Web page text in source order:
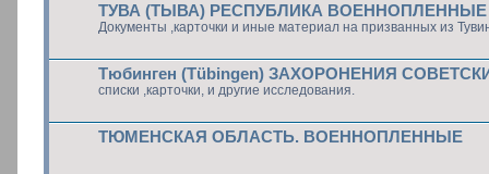
ТУВА (ТЫВА) РЕСПУБЛИКА ВОЕННОПЛЕННЫЕ
Документы ,карточки и иные материал на призванных из
Тюбинген (Tübingen) ЗАХОРОНЕНИЯ
списки ,карточки, и другие исследования.
ТЮМЕНСКАЯ ОБЛАСТЬ. ВОЕННОПЛЕННЫЕ